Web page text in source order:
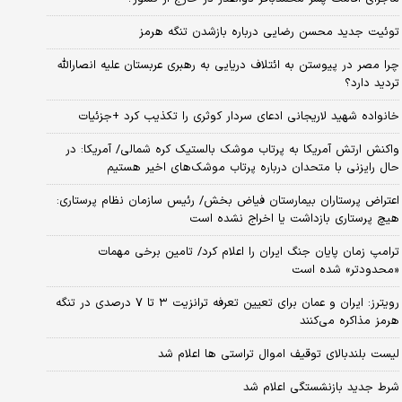
توئیت جدید محسن رضایی درباره بازشدن تنگه هرمز
چرا مصر در پیوستن به ائتلاف دریایی به رهبری عربستان علیه انصارالله
تردید دارد؟
خانواده شهید لاریجانی ادعای سردار کوثری را تکذیب کرد +جزئیات
واکنش ارتش آمریکا به پرتاب موشک بالستیک کره شمالی/ آمریکا: در
حال رایزنی با متحدان درباره پرتاب موشک‌های اخیر هستیم
اعتراض پرستاران بیمارستان فیاض بخش/ رئیس سازمان نظام پرستاری:
هیچ پرستاری بازداشت یا اخراج نشده است
ترامپ زمان پایان جنگ ایران را اعلام کرد/ تامین برخی مهمات
«محدودتر» شده است
رویترز: ایران و عمان برای تعیین تعرفه ترانزیت ۳ تا ۷ درصدی در تنگه
هرمز مذاکره می‌کنند
لیست بلندبالای توقیف اموال تراستی ها اعلام شد
شرط جدید بازنشستگی اعلام شد